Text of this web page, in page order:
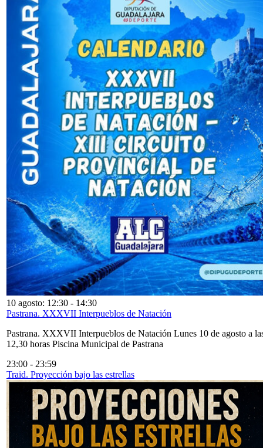
10 agosto: 12:30 - 14:30
Pastrana. XXXVII Interpueblos de Natación
Pastrana. XXXVII Interpueblos de Natación Lunes 10 de agosto a
12,30 horas Piscina Municipal de Pastrana
23:00 - 23:59
Traid. Proyección bajo las estrellas